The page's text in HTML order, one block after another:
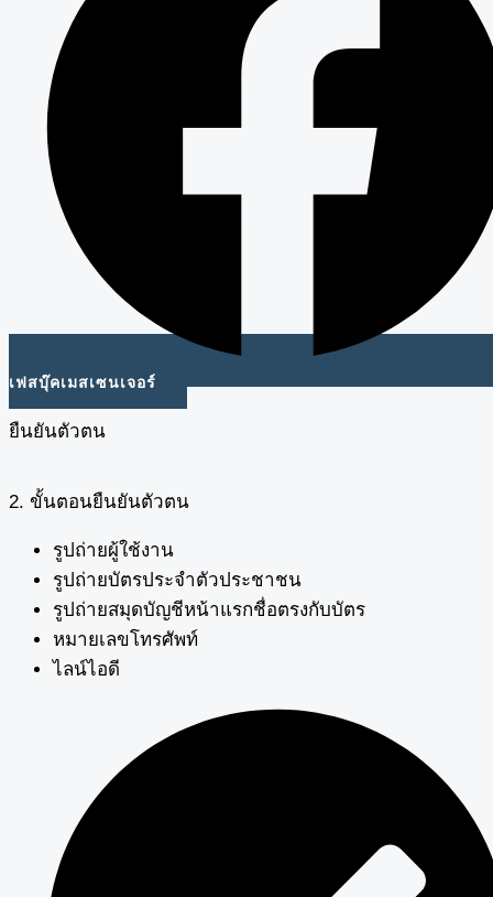
เฟสบุ๊คเมสเซนเจอร์
ยืนยันตัวตน
2. ขั้นตอนยืนยันตัวตน
รูปถ่ายผู้ใช้งาน
รูปถ่ายบัตรประจำตัวประชาชน
รูปถ่ายสมุดบัญชีหน้าแรกชื่อตรงกับบัตร
หมายเลขโทรศัพท์
ไลน์ไอดี